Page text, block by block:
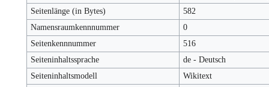
Seitenlänge (in Bytes)
582
Namensraumkennnummer
0
Seitenkennnummer
516
Seiteninhaltssprache
de - Deutsch
Seiteninhaltsmodell
Wikitext